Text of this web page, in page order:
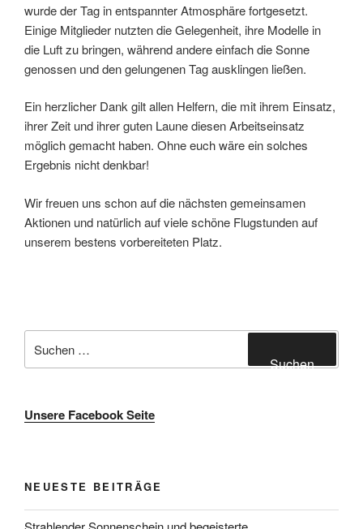
wurde der Tag in entspannter Atmosphäre fortgesetzt.
Einige Mitglieder nutzten die Gelegenheit, ihre Modelle in
die Luft zu bringen, während andere einfach die Sonne
genossen und den gelungenen Tag ausklingen ließen.
Ein herzlicher Dank gilt allen Helfern, die mit ihrem Einsatz,
ihrer Zeit und ihrer guten Laune diesen Arbeitseinsatz
möglich gemacht haben. Ohne euch wäre ein solches
Ergebnis nicht denkbar!
Wir freuen uns schon auf die nächsten gemeinsamen
Aktionen und natürlich auf viele schöne Flugstunden auf
unserem bestens vorbereiteten Platz.
nach:
Suchen
Unsere Facebook Seite
NEUESTE BEITRÄGE